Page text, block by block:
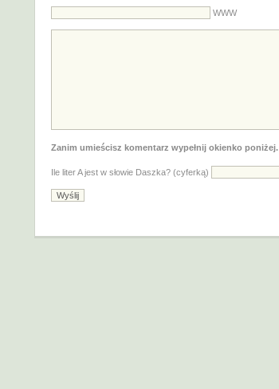
WWW
Zanim umieścisz komentarz wypełnij okienko poniżej.
Ile liter A jest w słowie Daszka? (cyferką)